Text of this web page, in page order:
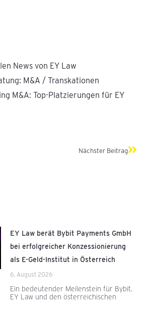
News von EY Law
M&A / Transkationen
M&A: Top-Platzierungen für EY
Nächster Beitrag
EY Law berät Bybit Payments GmbH
bei erfolgreicher Konzessionierung
als E-Geld-Institut in Österreich
6. August 2026
Ein bedeutender Meilenstein für Bybit,
EY Law und den österreichischen